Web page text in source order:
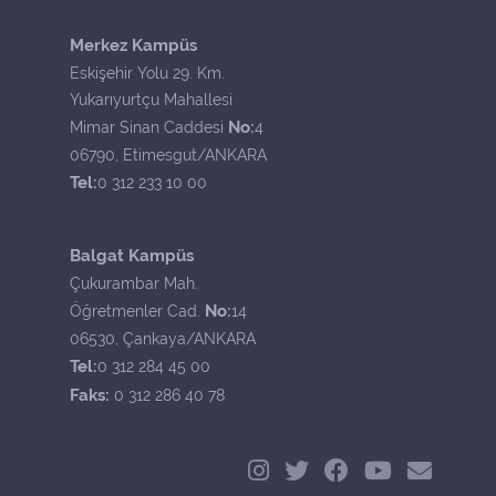
Merkez Kampüs
Eskişehir Yolu 29. Km.
Yukarıyurtçu Mahallesi
Mimar Sinan Caddesi No:4
06790, Etimesgut/ANKARA
Tel:0 312 233 10 00
Balgat Kampüs
Çukurambar Mah.
Öğretmenler Cad. No:14
06530, Çankaya/ANKARA
Tel:0 312 284 45 00
Faks: 0 312 286 40 78